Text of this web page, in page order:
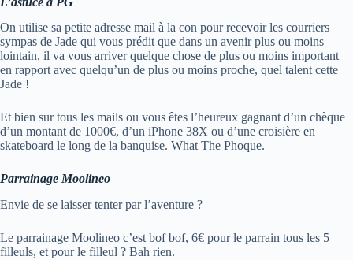
On utilise sa petite adresse mail à la con pour recevoir les courriers
sympas de Jade qui vous prédit que dans un avenir plus ou moins
lointain, il va vous arriver quelque chose de plus ou moins important
en rapport avec quelqu’un de plus ou moins proche, quel talent cette
Jade !
Et bien sur tous les mails ou vous êtes l’heureux gagnant d’un chèque
d’un montant de 1000€, d’un iPhone 38X ou d’une croisière en
skateboard le long de la banquise. What The Phoque.
Parrainage Moolineo
Envie de se laisser tenter par l’aventure ?
Le parrainage Moolineo c’est bof bof, 6€ pour le parrain tous les 5
filleuls, et pour le filleul ? Bah rien.